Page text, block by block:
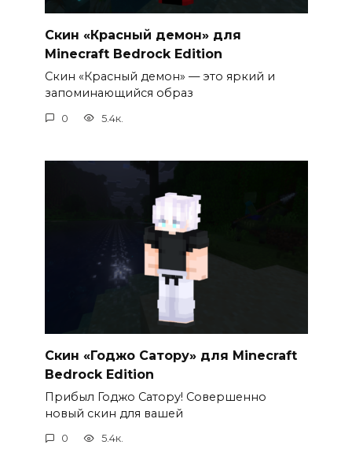
Скин «Красный демон» для
Minecraft Bedrock Edition
Скин «Красный демон» — это яркий и
запоминающийся образ
0 5.4к.
Скин «Годжо Сатору» для Minecraft
Bedrock Edition
Прибыл Годжо Сатору! Совершенно
новый скин для вашей
0 5.4к.